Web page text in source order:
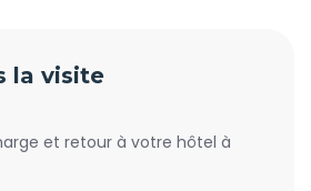
la visite
et retour à votre hôtel à